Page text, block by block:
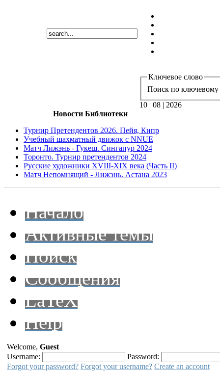
Ключевое слово
Поиск по ключевому
10 | 08 | 2026
Новости Библиотеки
Турнир Претендентов 2026. Пейя, Кипр
Учебный шахматный движок с NNUE
Матч Лижэнь - Гукеш. Сингапур 2024
Торонто. Турнир претендентов 2024
Русские художники XVIII-XIX века (Часть II)
Матч Непомнящий - Лижэнь. Астана 2023
Начало
Активные темы
Поиск
Сообщения
LaTeX
Help
Welcome, Guest
Username:
Password:
Forgot your password? Forgot your username? Create an account